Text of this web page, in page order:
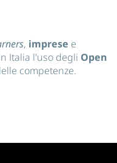
, imprese e
Italia l'uso degli Open
competenze.